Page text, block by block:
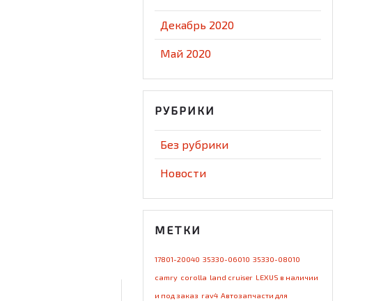
Декабрь 2020
Май 2020
РУБРИКИ
Без рубрики
Новости
МЕТКИ
17801-20040 35330-06010 35330-08010
camry corolla land cruiser LEXUS в наличии
и под заказ rav4 Автозапчасти для